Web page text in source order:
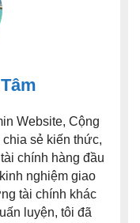
Website, Cộng
sẻ kiến thức,
chính hàng đầu
nghiệm giao
tài chính khác
luyện, tôi đã